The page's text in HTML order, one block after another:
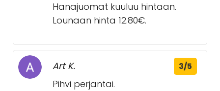
Hanajuomat kuuluu hintaan.
Lounaan hinta 12.80€.
Art K. 3/5
Pihvi perjantai.